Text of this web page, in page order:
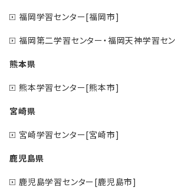
福岡学習センター[福岡市]
福岡第二学習センター・福岡天神学習セ
熊本県
熊本学習センター[熊本市]
宮崎県
宮崎学習センター[宮崎市]
鹿児島県
鹿児島学習センター[鹿児島市]